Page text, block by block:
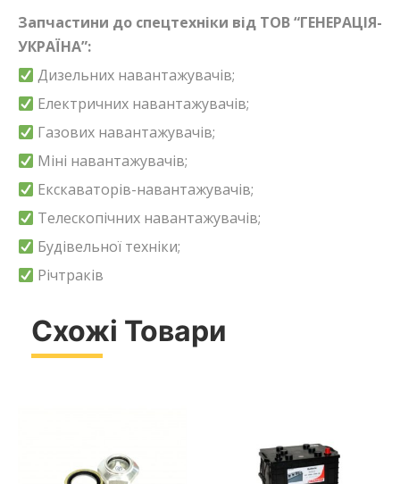
Запчастини до спецтехніки від ТОВ “ГЕНЕРАЦІЯ-
УКРАЇНА”:
Дизельних навантажувачів;
Електричних навантажувачів;
Газових навантажувачів;
Міні навантажувачів;
Екскаваторів-навантажувачів;
Телескопічних навантажувачів;
Будівельної техніки;
Річтраків
Схожі Товари